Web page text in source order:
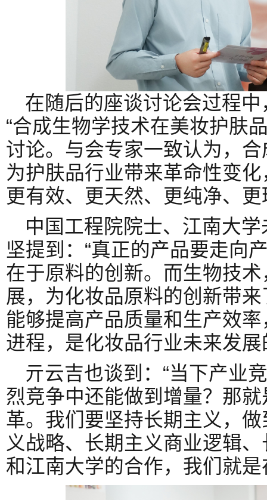
在随后的座谈讨论会过程
“合成生物学技术在美妆护肤
讨论。与会专家一致认为，
为护肤品行业带来革命性变
更有效、更天然、更纯净、
中国工程院院士、江南大
坚提到：“真正的产品要走向
在于原料的创新。而生物技
展，为化妆品原料的创新带
能够提高产品质量和生产效
进程，是化妆品行业未来发展
亓云吉也谈到：“当下产业
烈竞争中还能做到增量？那
革。我们要坚持长期主义，
义战略、长期主义商业逻辑
和江南大学的合作，我们就